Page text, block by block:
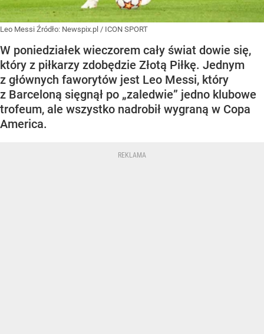
Leo Messi Źródło: Newspix.pl / ICON SPORT
W poniedziałek wieczorem cały świat dowie się,
który z piłkarzy zdobędzie Złotą Piłkę. Jednym
z głównych faworytów jest Leo Messi, który
z Barceloną sięgnął po „zaledwie” jedno klubowe
trofeum, ale wszystko nadrobił wygraną w Copa
America.